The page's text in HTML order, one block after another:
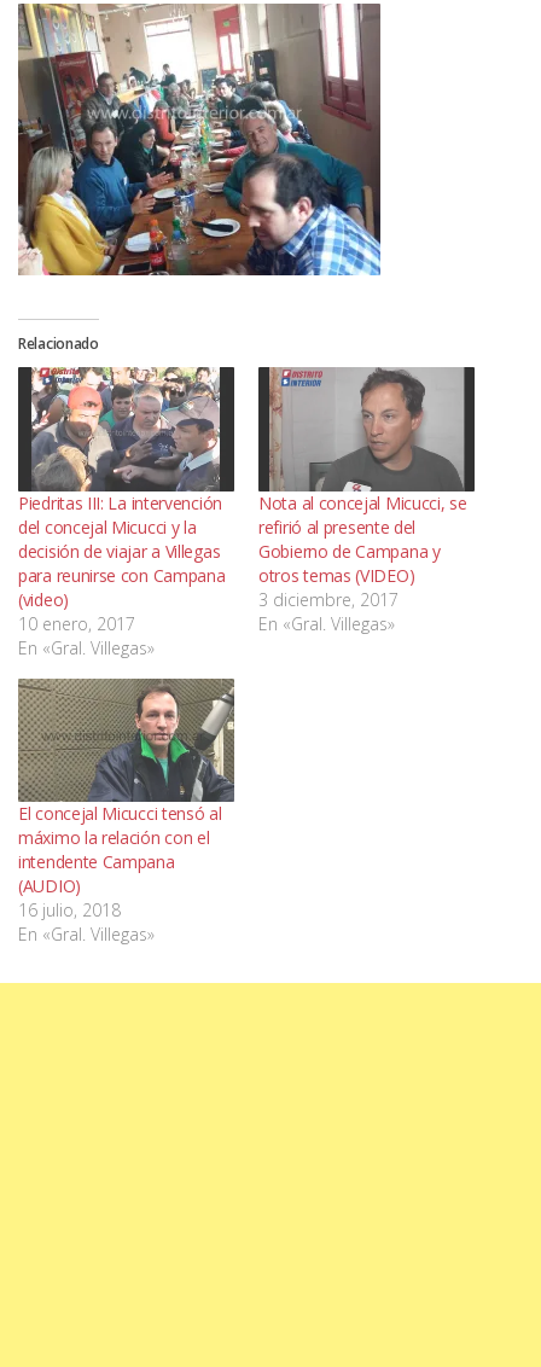
Relacionado
Piedritas III: La intervención
del concejal Micucci y la
decisión de viajar a Villegas
para reunirse con Campana
(video)
10 enero, 2017
En «Gral. Villegas»
Nota al concejal Micucci, se
refirió al presente del
Gobierno de Campana y
otros temas (VIDEO)
3 diciembre, 2017
En «Gral. Villegas»
El concejal Micucci tensó al
máximo la relación con el
intendente Campana
(AUDIO)
16 julio, 2018
En «Gral. Villegas»